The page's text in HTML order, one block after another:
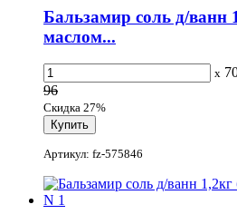
Бальзамир соль д/ванн
маслом...
x
96
Скидка 27%
Артикул: fz-575846